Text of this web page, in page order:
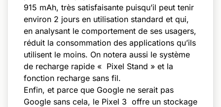
915 mAh, très satisfaisante puisqu’il peut tenir
environ 2 jours en utilisation standard et qui,
en analysant le comportement de ses usagers,
réduit la consommation des applications qu’ils
utilisent le moins. On notera aussi le système
de recharge rapide « Pixel Stand » et la
fonction recharge sans fil.
Enfin, et parce que Google ne serait pas
Google sans cela, le Pixel 3 offre un stockage